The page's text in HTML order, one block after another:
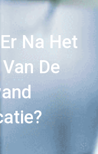
Na Het
De